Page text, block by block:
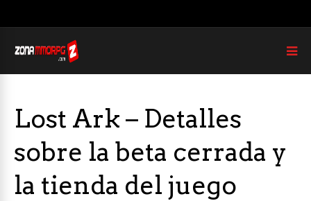
Lost Ark – Detalles
sobre la beta cerrada y
la tienda del juego